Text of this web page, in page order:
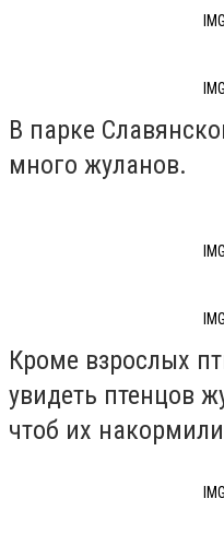
В парке
много жуланов.
Кроме взрослых
увидеть птенцов
чтоб их